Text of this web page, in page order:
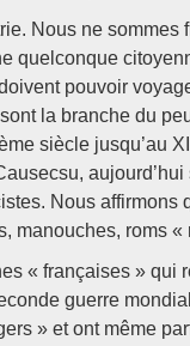
Nous ne
quelconque
pouvoir
la branche du
siècle jusqu’au
Nous affirmons
manouches, roms
« françaises » qui
guerre
» et ont même